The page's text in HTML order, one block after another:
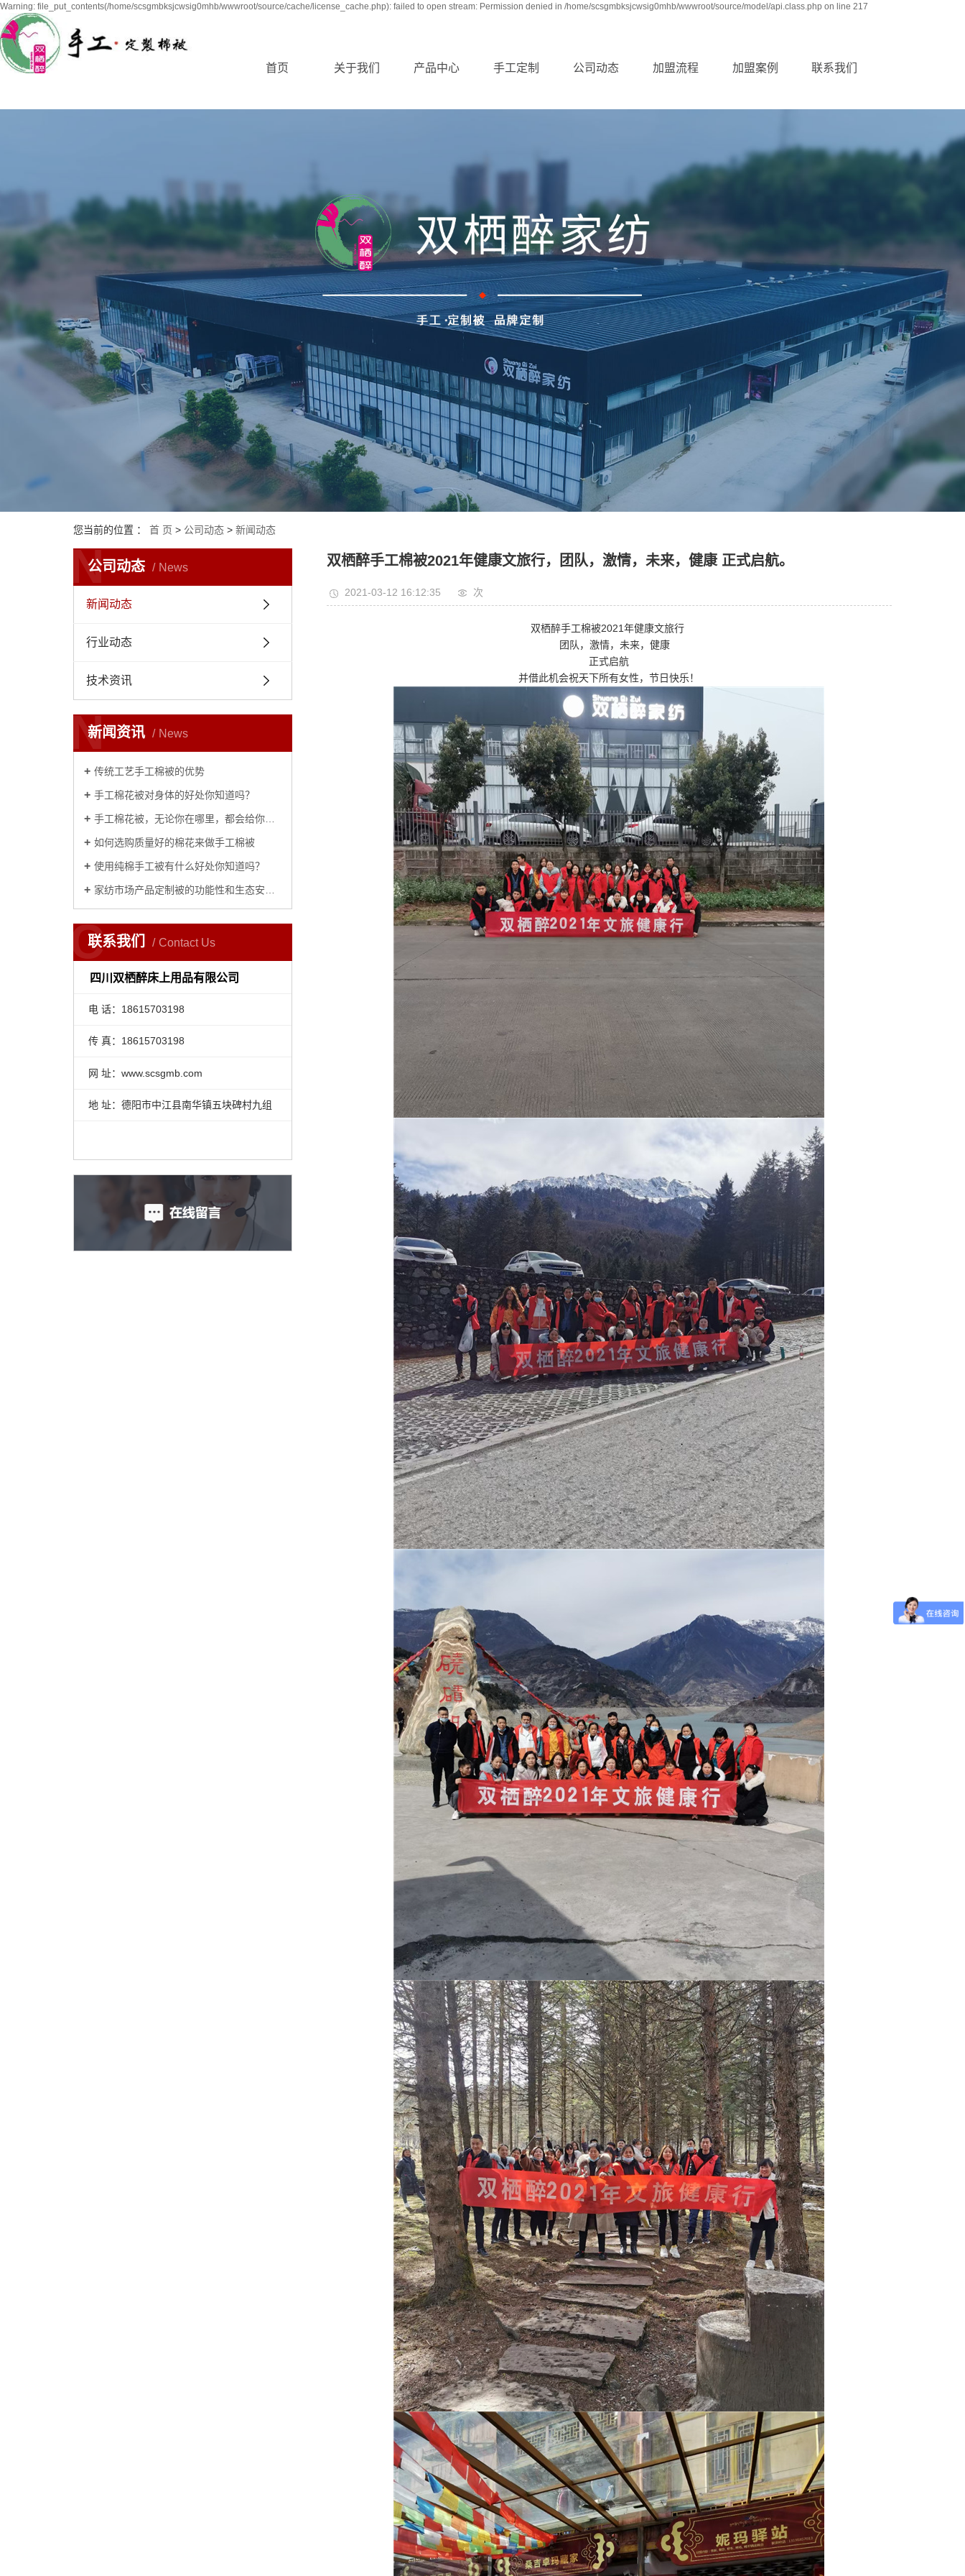
Warning: file_put_contents(/home/scsgmbksjcwsig0mhb/wwwroot/source/cache/license_cache.php): failed to open stream: Permission denied in /home/scsgmbksjcwsig0mhb/wwwroot/source/model/api.class.php on line 217
首页 关于我们
厂区展示
产品中心 手工定制 公司动态 加盟流程 加盟案例 联系我们
您当前的位置 ： 首 页 > 公司动态 > 新闻动态
公司动态 News
N
新闻动态
行业动态
技术资讯
新闻资讯 News
N
传统工艺手工棉被的优势
手工棉花被对身体的好处你知道吗？
手工棉花被，无论你在哪里，都会给你家的温暖
如何选购质量好的棉花来做手工棉被
使用纯棉手工被有什么好处你知道吗？
家纺市场产品定制被的功能性和生态安全性
联系我们 Contact Us
C
四川双栖醉床上用品有限公司
电 话：18615703198
传 真：18615703198
网 址：www.scsgmb.com
地 址：德阳市中江县南华镇五块碑村九组
双栖醉手工棉被2021年健康文旅行，团队，激情，未来，健康 正式启航。
2021-03-12 16:12:35 次
双栖醉手工棉被2021年健康文旅行
团队，激情，未来，健康
正式启航
并借此机会祝天下所有女性，节日快乐！